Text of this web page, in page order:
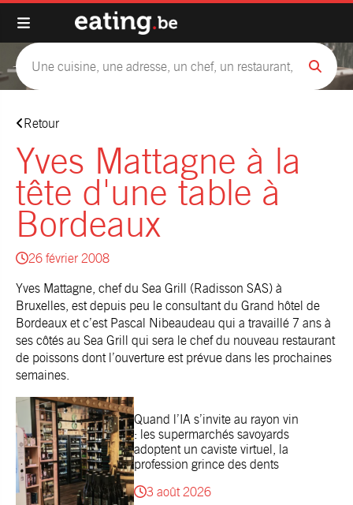
Retour
Yves Mattagne à la
tête d'une table à
Bordeaux
26 février 2008
Yves Mattagne, chef du Sea Grill (Radisson SAS) à
Bruxelles, est depuis peu le consultant du Grand hôtel de
Bordeaux et c’est Pascal Nibeaudeau qui a travaillé 7 ans à
ses côtés au Sea Grill qui sera le chef du nouveau restaurant
de poissons dont l’ouverture est prévue dans les prochaines
semaines.
Quand l’IA s’invite au rayon vin
: les supermarchés savoyards
adoptent un caviste virtuel, la
profession grince des dents
3 août 2026